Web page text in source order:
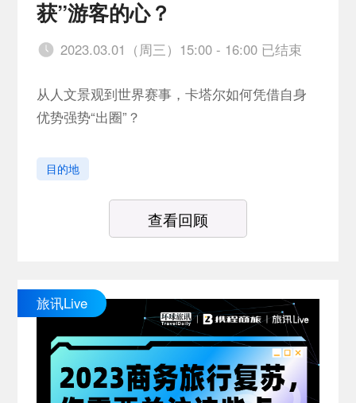
获”游客的心？
2023.03.01（周三）15:00 - 16:00 已结束
从人文景观到世界赛事，卡塔尔如何凭借自身
优势强势“出圈”？
目的地
查看回顾
旅讯Live